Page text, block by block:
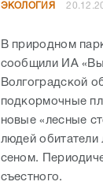
ЭКОЛОГИЯ
В природном
сообщили ИА
Волгоградской
подкормочные
новые «лесные
людей
сеном.
съестного.